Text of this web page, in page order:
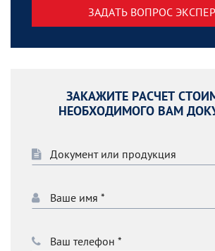
ЗАДАТЬ ВОПРОС
ЗАКАЖИТЕ РАСЧЕТ
НЕОБХОДИМОГО ВАМ